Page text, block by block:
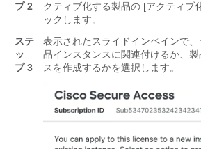
プ 2
クティブ化する製品の [アクティブ
ックします。
ステ
ッ
プ 3
表示されたスライドインペインで
品インスタンスに関連付けるか、
スを作成するかを選択します。